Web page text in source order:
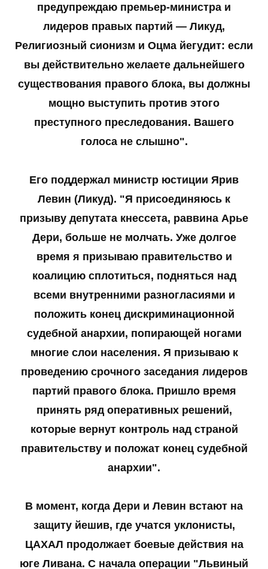
предупреждаю премьер-министра и
лидеров правых партий — Ликуд,
Религиозный сионизм и Оцма йегудит: если
вы действительно желаете дальнейшего
существования правого блока, вы должны
мощно выступить против этого
преступного преследования. Вашего
голоса не слышно".
Его поддержал министр юстиции Ярив
Левин (Ликуд). "Я присоединяюсь к
призыву депутата кнессета, раввина Арье
Дери, больше не молчать. Уже долгое
время я призываю правительство и
коалицию сплотиться, подняться над
всеми внутренними разногласиями и
положить конец дискриминационной
судебной анархии, попирающей ногами
многие слои населения. Я призываю к
проведению срочного заседания лидеров
партий правого блока. Пришло время
принять ряд оперативных решений,
которые вернут контроль над страной
правительству и положат конец судебной
анархии".
В момент, когда Дери и Левин встают на
защиту йешив, где учатся уклонисты,
ЦАХАЛ продолжает боевые действия на
юге Ливана. С начала операции "Львиный